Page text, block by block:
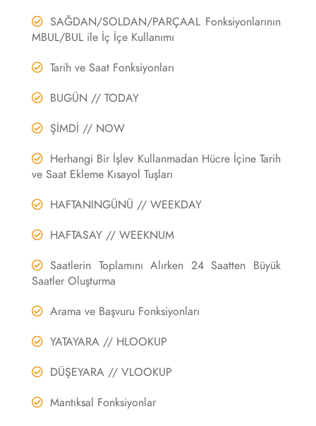
SAĞDAN/SOLDAN/PARÇAAL Fonksiyonlarının
MBUL/BUL ile İç İçe Kullanımı
Tarih ve Saat Fonksiyonları
BUGÜN // TODAY
ŞİMDİ // NOW
Herhangi Bir İşlev Kullanmadan Hücre İçine Tarih
ve Saat Ekleme Kısayol Tuşları
HAFTANINGÜNÜ // WEEKDAY
HAFTASAY // WEEKNUM
Saatlerin Toplamını Alırken 24 Saatten Büyük
Saatler Oluşturma
Arama ve Başvuru Fonksiyonları
YATAYARA // HLOOKUP
DÜŞEYARA // VLOOKUP
Mantıksal Fonksiyonlar